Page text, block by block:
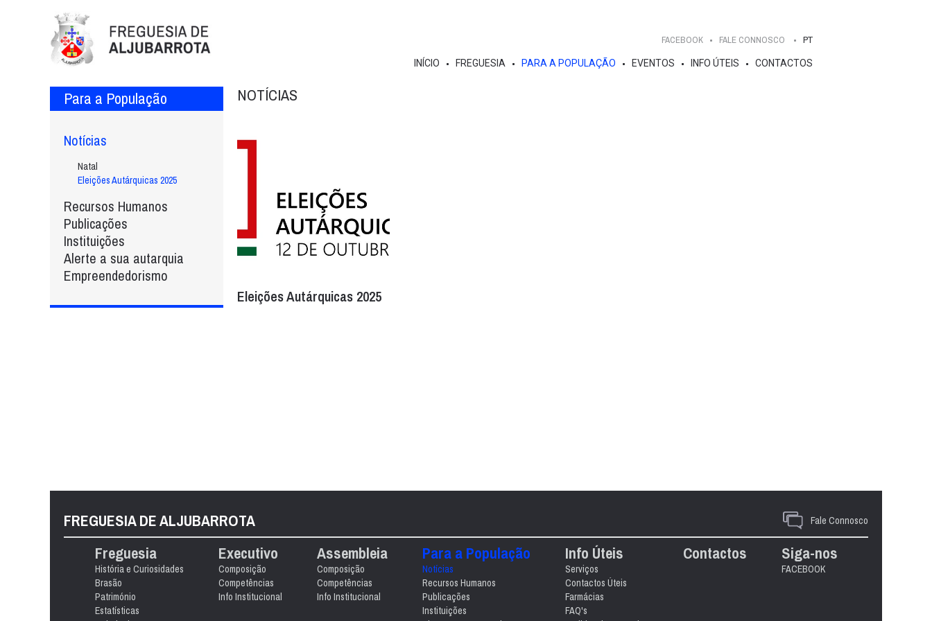
FACEBOOK FALE CONNOSCO PT
INÍCIO FREGUESIA PARA A POPULAÇÃO EVENTOS INFO ÚTEIS CONTACTOS
Para a População
Notícias
Natal
Eleições Autárquicas 2025
Recursos Humanos
Publicações
Instituições
Alerte a sua autarquia
Empreendedorismo
NOTÍCIAS
Eleições Autárquicas 2025
FREGUESIA DE ALJUBARROTA Fale Connosco
Freguesia
História e Curiosidades
Brasão
Património
Estatísticas
Executivo
Composição
Competências
Info Institucional
Assembleia
Composição
Competências
Info Institucional
Para a População
Notícias
Recursos Humanos
Publicações
Instituições
Info Úteis
Serviços
Contactos Úteis
Farmácias
FAQ's
Contactos Siga-nos
FACEBOOK